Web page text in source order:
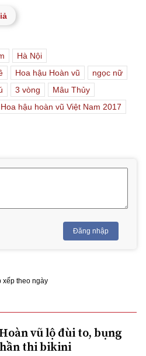
Hà Nội
Hoa hậu Hoàn vũ
ngọc nữ
3 vòng
Mâu Thủy
Hoa hậu hoàn vũ Việt Nam 2017
Đăng nhập
xếp theo ngày
vũ lộ đùi to, bụng
thi bikini